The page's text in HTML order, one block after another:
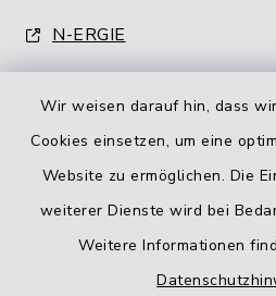
Wir weisen darauf hin, dass
Cookies einsetzen, um eine
Website zu ermöglichen. Die
weiterer Dienste wird bei
Weitere Informationen
N-ERGIE